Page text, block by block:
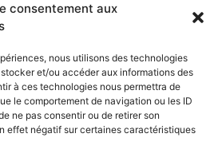
consentement aux
nous utilisons des technologies
et/ou accéder aux informations des
à ces technologies nous permettra de
le comportement de navigation ou les ID
ne pas consentir ou de retirer son
effet négatif sur certaines caractéristiques